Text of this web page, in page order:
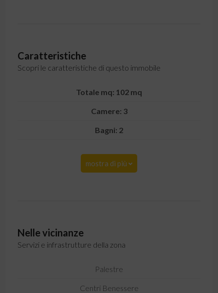
Caratteristiche
Scopri le caratteristiche di questo immobile
Totale mq: 102 mq
Camere: 3
Bagni: 2
mostra di più
Nelle vicinanze
Servizi e infrastrutture della zona
Palestre
Centri Benessere